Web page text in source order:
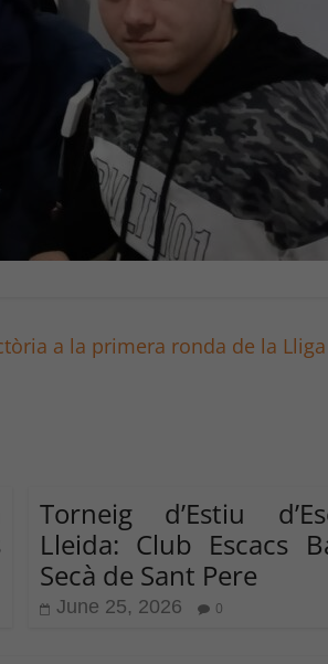
a la primera ronda de la
Torneig d’Estiu
Lleida: Club Escacs
Secà de Sant Pere
June 25, 2026 0